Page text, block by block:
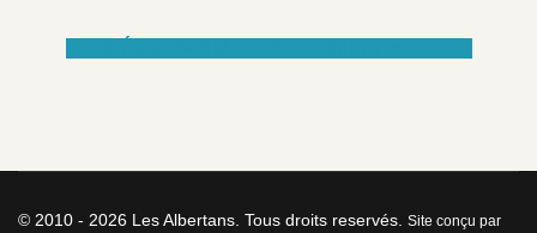
© 2010 - 2026 Les Albertans. Tous droits reservés. Site conçu par